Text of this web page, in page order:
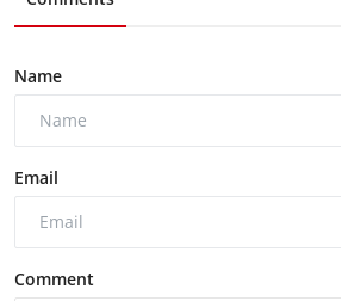
Name
Email
Comment